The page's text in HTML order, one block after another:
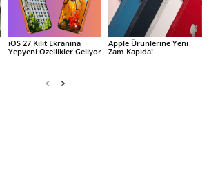
iOS 27 Kilit Ekranına
Yepyeni Özellikler Geliyor
Apple Ürünlerine Yeni
Zam Kapıda!